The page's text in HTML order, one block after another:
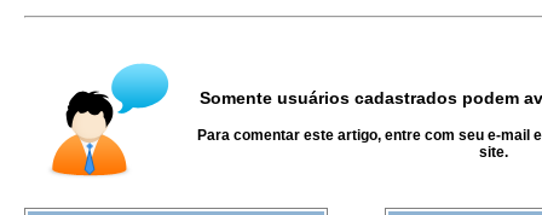
Somente usuários cadastrados podem
Para comentar este artigo, entre com seu e-mail
site.